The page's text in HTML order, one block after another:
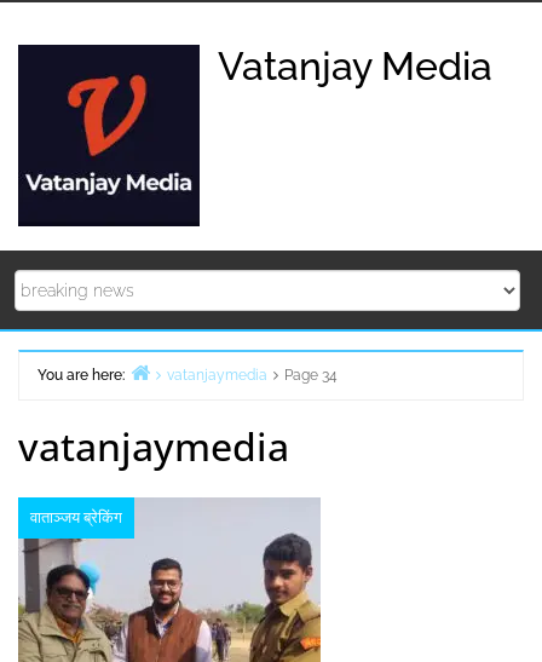
Vatanjay Media
You are here:
vatanjaymedia Page 34
vatanjaymedia
वाताञ्जय ब्रेकिंग